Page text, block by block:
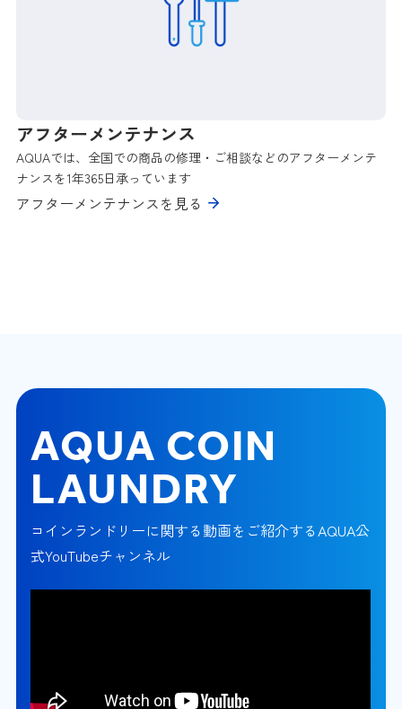
アフターメンテナンス
AQUAでは、全国での商品の修理・ご相談などのアフターメンテ
ナンスを1年365日承っています
アフターメンテナンスを見る
AQUA COIN
LAUNDRY
コインランドリーに関する動画をご紹介するAQUA公
式YouTubeチャンネル